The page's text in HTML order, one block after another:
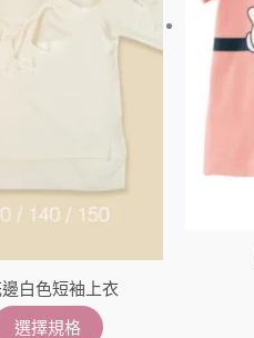
白色短袖上衣
選擇規格
式。
可
頁
選
擇
選